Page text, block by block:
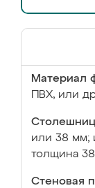
Материал
ПВХ, или
или 38 мм;
толщина
Стеновая